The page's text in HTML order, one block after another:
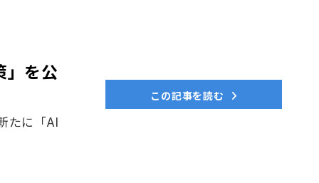
」を公
たに「AI
この記事を読む